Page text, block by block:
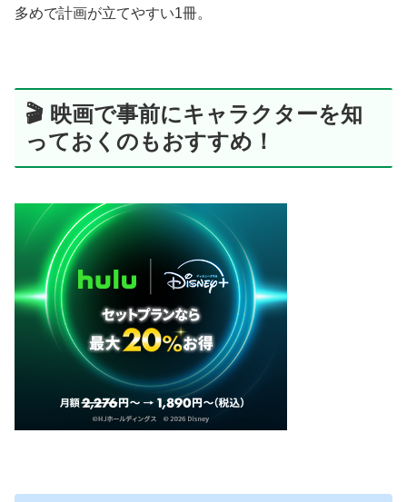
多めで計画が立てやすい1冊。
🎬 映画で事前にキャラクターを知
っておくのもおすすめ！